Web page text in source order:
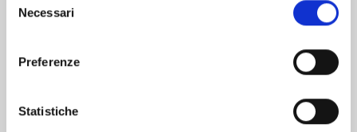
delNecessari
Preferenze
Statistiche